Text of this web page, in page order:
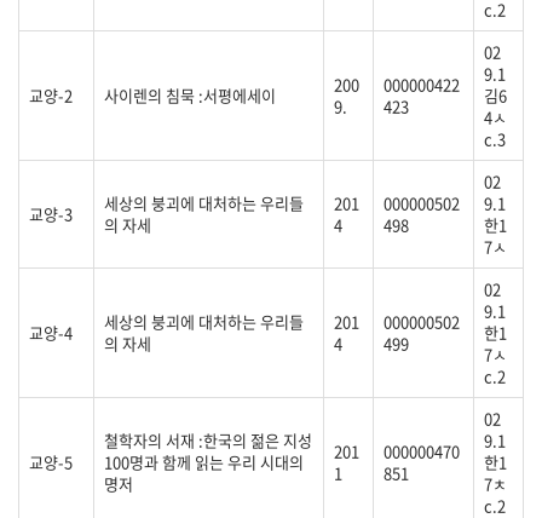
c.2
교양-2 사이렌의 침묵 :서평에세이
200
9.
000000422
423
02
9.1
김6
4ㅅ
c.3
교양-3
세상의 붕괴에 대처하는 우리들
의 자세
201
4
000000502
498
02
9.1
한1
7ㅅ
교양-4
세상의 붕괴에 대처하는 우리들
의 자세
201
4
000000502
499
02
9.1
한1
7ㅅ
c.2
교양-5
철학자의 서재 :한국의 젊은 지성
100명과 함께 읽는 우리 시대의
명저
201
1
000000470
851
02
9.1
한1
7ㅊ
c.2